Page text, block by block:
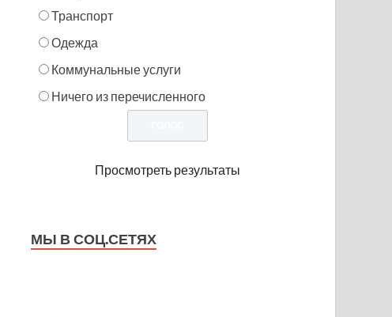
Транспорт
Одежда
Коммунальные услуги
Ничего из перечисленного
Просмотреть результаты
МЫ В СОЦ.СЕТЯХ